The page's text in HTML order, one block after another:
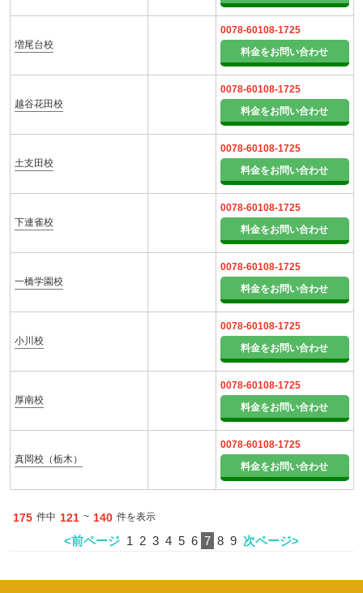
増尾台校
0078-60108-1725
料金をお問い合わせ
越谷花田校
0078-60108-1725
料金をお問い合わせ
土支田校
0078-60108-1725
料金をお問い合わせ
下連雀校
0078-60108-1725
料金をお問い合わせ
一橋学園校
0078-60108-1725
料金をお問い合わせ
小川校
0078-60108-1725
料金をお問い合わせ
厚南校
0078-60108-1725
料金をお問い合わせ
真岡校（栃木）
0078-60108-1725
料金をお問い合わせ
175 件中 121 ~ 140 件を表示
<前ページ 1 2 3 4 5 6 7 8 9 次ページ>